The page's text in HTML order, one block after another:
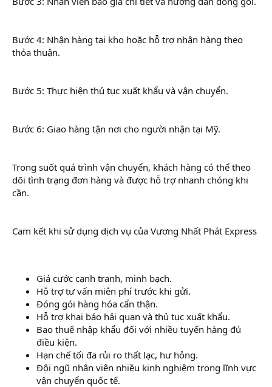
Bước 4: Nhận hàng tại kho hoặc hỗ trợ nhận hàng theo
thỏa thuận.
Bước 5: Thực hiện thủ tục xuất khẩu và vận chuyển.
Bước 6: Giao hàng tận nơi cho người nhận tại Mỹ.
Trong suốt quá trình vận chuyển, khách hàng có thể theo
dõi tình trạng đơn hàng và được hỗ trợ nhanh chóng khi
cần.
Cam kết khi sử dụng dịch vụ của Vương Nhất Phát Express
Giá cước cạnh tranh, minh bạch.
Hỗ trợ tư vấn miễn phí trước khi gửi.
Đóng gói hàng hóa cẩn thận.
Hỗ trợ khai báo hải quan và thủ tục xuất khẩu.
Bao thuế nhập khẩu đối với nhiều tuyến hàng đủ
điều kiện.
Hạn chế tối đa rủi ro thất lạc, hư hỏng.
Đội ngũ nhân viên nhiều kinh nghiệm trong lĩnh vực
vận chuyển quốc tế.